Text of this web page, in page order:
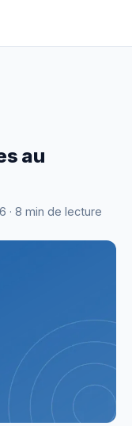
au
· 8 min de lecture